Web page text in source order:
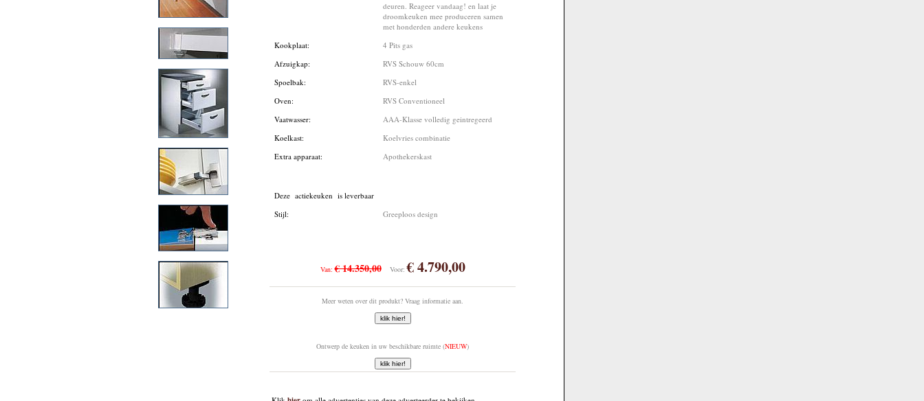
deuren. Reageer vandaag! en laat je
droomkeuken mee produceren samen
met honderden andere keukens
Kookplaat:
4 Pits gas
Afzuigkap:
RVS Schouw 60cm
Spoelbak:
RVS-enkel
Oven:
RVS Conventioneel
Vaatwasser:
AAA-Klasse volledig geintregeerd
Koelkast:
Koelvries combinatie
Extra apparaat:
Apothekerskast
Deze actiekeuken is leverbaar
Stijl:
Greeploos design
Van:€ 14.350,00 Voor:€ 4.790,00
Meer weten over dit produkt? Vraag informatie aan.
Ontwerp de keuken in uw beschikbare ruimte (NIEUW)